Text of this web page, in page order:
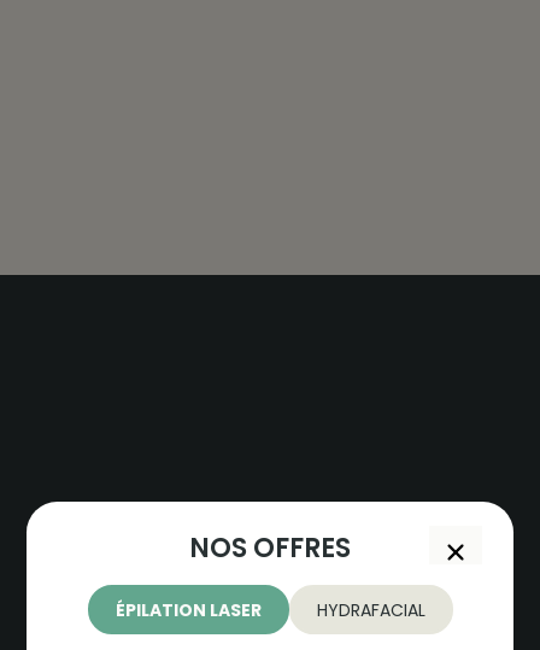
NOS OFFRES
ÉPILATION LASER HYDRAFACIAL